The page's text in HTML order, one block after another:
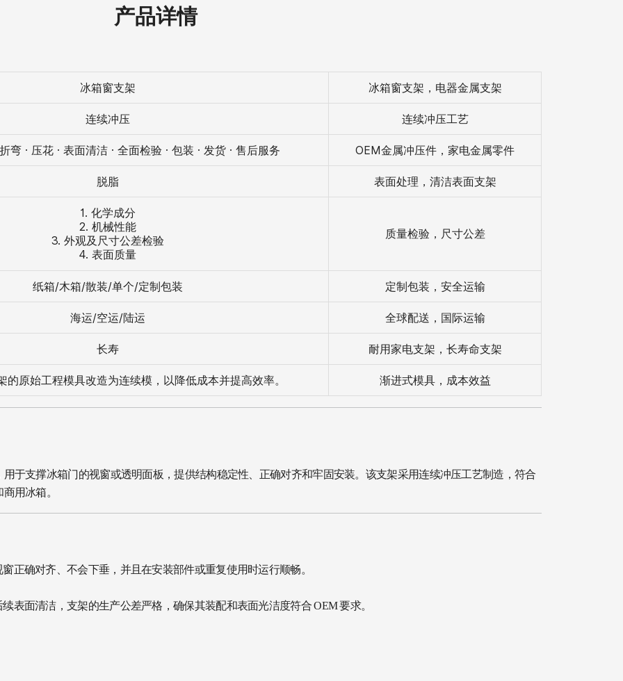
产品详情
冰箱窗支架
冰箱窗支架，电器金属支架
连续冲压
连续冲压工艺
弯 · 压花 · 表面清洁 · 全面检验 · 包装 · 发货 · 售后服务
OEM金属冲压件，家电金属零件
脱脂 表面处理，清洁表面支架
1. 化学成分
2. 机械性能
3. 外观及尺寸公差检验
4. 表面质量
质量检验，尺寸公差
纸箱/木箱/散装/单个/定制包装
定制包装，安全运输
海运/空运/陆运
全球配送，国际运输
长寿
耐用家电支架，长寿命支架
的原始工程模具改造为连续模，以降低成本并提高效率。 渐进式模具，成本效益
于支撑冰箱门的视窗或透明面板，提供结构稳定性、正确对齐和牢固安装。该支架采用连续冲压工艺制造，符合
用冰箱。
正确对齐、不会下垂，并且在安装部件或重复使用时运行顺畅。
表面清洁，支架的生产公差严格，确保其装配和表面光洁度符合 OEM 要求。